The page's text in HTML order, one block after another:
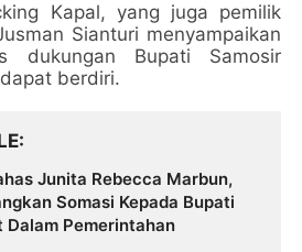
Kapal, yang juga pemilik
Sianturi menyampaikan
dukungan Bupati Samosir
berdiri.
Junita Rebecca Marbun,
Somasi Kepada Bupati
Dalam Pemerintahan